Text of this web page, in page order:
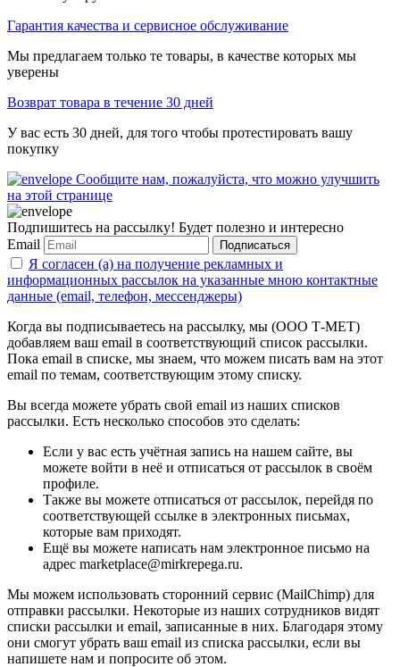
Гарантия качества и сервисное обслуживание
Мы предлагаем только те товары, в качестве которых мы
уверены
Возврат товара в течение 30 дней
У вас есть 30 дней, для того чтобы протестировать вашу
покупку
Сообщите нам, пожалуйста, что можно улучшить
на этой странице
Подпишитесь на рассылку! Будет полезно и интересно
Email
Подписаться
Я согласен (а) на получение рекламных и
информационных рассылок на указанные мною контактные
данные (email, телефон, мессенджеры)
Когда вы подписываетесь на рассылку, мы (ООО Т-МЕТ)
добавляем ваш email в соответствующий список рассылки.
Пока email в списке, мы знаем, что можем писать вам на этот
email по темам, соответствующим этому списку.
Вы всегда можете убрать свой email из наших списков
рассылки. Есть несколько способов это сделать:
Если у вас есть учётная запись на нашем сайте, вы
можете войти в неё и отписаться от рассылок в своём
профиле.
Также вы можете отписаться от рассылок, перейдя по
соответствующей ссылке в электронных письмах,
которые вам приходят.
Ещё вы можете написать нам электронное письмо на
адрес marketplace@mirkrepega.ru.
Мы можем использовать сторонний сервис (MailChimp) для
отправки рассылки. Некоторые из наших сотрудников видят
списки рассылки и email, записанные в них. Благодаря этому
они смогут убрать ваш email из списка рассылки, если вы
напишете нам и попросите об этом.